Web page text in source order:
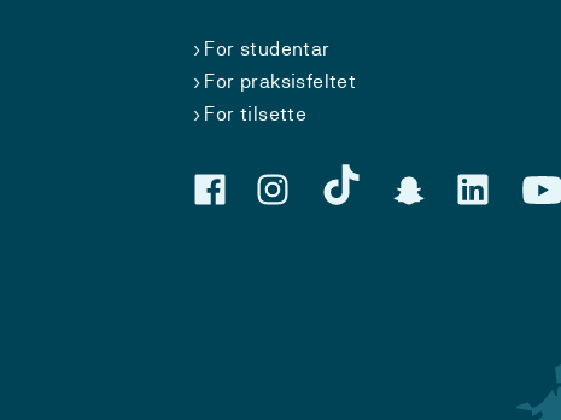
For studentar
For praksisfeltet
For tilsette